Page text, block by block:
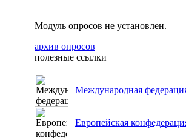
Модуль опросов не установлен.
архив опросов
полезные ссылки
Международная
Европейская